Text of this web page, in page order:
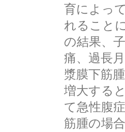
育によっ
れること
の結果、
痛、過長
漿膜下筋
増大する
て急性腹
筋腫の場